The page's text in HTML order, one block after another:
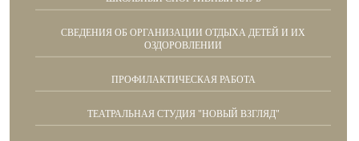
СВЕДЕНИЯ ОБ ОРГАНИЗАЦИИ ОТДЫХА ДЕТЕЙ И ИХ
ОЗДОРОВЛЕНИИ
ПРОФИЛАКТИЧЕСКАЯ РАБОТА
ТЕАТРАЛЬНАЯ СТУДИЯ "НОВЫЙ ВЗГЛЯД"